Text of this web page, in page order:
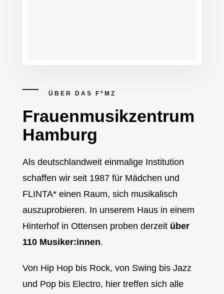
ÜBER DAS F*MZ
Frauen­musik­zentrum
Hamburg
Als deutschlandweit einmalige Institution
schaffen wir seit 1987 für Mädchen und
FLINTA* einen Raum, sich musikalisch
auszuprobieren. In unserem Haus in einem
Hinterhof in Ottensen proben derzeit über
110 Musiker:innen.
Von Hip Hop bis Rock, von Swing bis Jazz
und Pop bis Electro, hier treffen sich alle